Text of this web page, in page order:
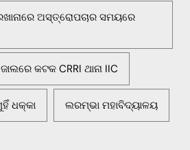
ଅସ୍ତ୍ରୋପଚାର ସମୟରେ
କଟକ CRRI ଥାନା IIC
ଧକ୍କା ଲରମ୍ଭା ମହାବିଦ୍ୟାଳୟ